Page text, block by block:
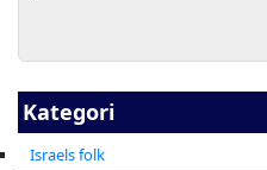
Kategori
Israels folk